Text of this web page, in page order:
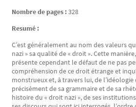
Nombre de pages :328
Resumé :
C’est généralement au nom des valeurs
nazi » sa qualité de « droit ». Cette
présente cependant le défaut de ne pas
compréhension de ce droit étrange et
monstrueux et, à travers lui, de
précisément de sa grammaire et de sa
histoire du « droit nazi », de ses